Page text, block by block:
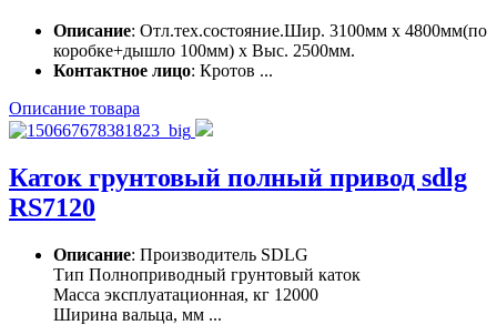
Описание: Отл.тех.состояние.Шир. 3100мм х 4800мм(по
коробке+дышло 100мм) х Выс. 2500мм.
Контактное лицо: Кротов ...
Описание товара
Каток грунтовый полный привод sdlg
RS7120
Описание: Производитель SDLG
Тип Полноприводный грунтовый каток
Масса эксплуатационная, кг 12000
Ширина вальца, мм ...